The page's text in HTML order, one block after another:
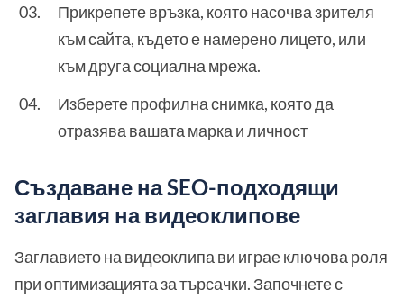
Прикрепете връзка, която насочва зрителя
към сайта, където е намерено лицето, или
към друга социална мрежа.
Изберете профилна снимка, която да
отразява вашата марка и личност
Създаване на SEO-подходящи
заглавия на видеоклипове
Заглавието на видеоклипа ви играе ключова роля
при оптимизацията за търсачки. Започнете с